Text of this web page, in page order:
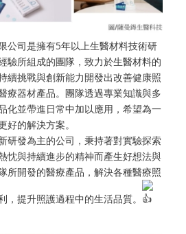
公司是擁有5年以上生醫材料技術研
驗所組成的團隊，致力於生醫材料的
續挑戰與創新能力開發出改善健康照
療器材產品。團隊透過專業知識與多
化並帶進日常中加以應用，希望為一
好的解決方案。
研發為主的公司，秉持著對實驗探索
忱與持續進步的精神而產生好想法與
所開發的醫療產品，解決各種醫療照
，提升照護過程中的生活品質。